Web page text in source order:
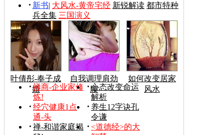
新书| 大风水-黄帝宅经 新锐解读 都市特种
兵全集 三国演义
叶倩彤-奉子成
婚
自我调理肩劲
腰
如何改变居家
风水
禅商-企业家修
炼!
心态改变命运
解析
经穴健康1点
通-头
养生12字诀孔
令谦
禅-和谐家庭揭
<道德经>的大